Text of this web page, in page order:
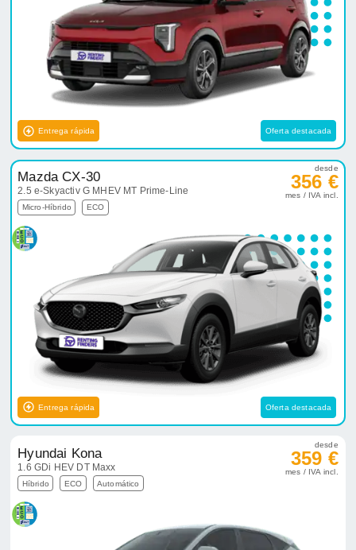
Entrega rápida Oferta destacada
Mazda CX-30
2.5 e-Skyactiv G MHEV MT Prime-Line
Micro-Híbrido ECO
desde
356 €
mes / IVA incl.
Entrega rápida Oferta destacada
Hyundai Kona
1.6 GDi HEV DT Maxx
Híbrido ECO Automático
desde
359 €
mes / IVA incl.